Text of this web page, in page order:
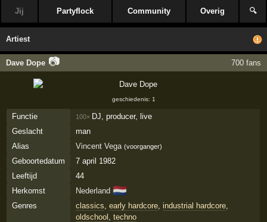
Jij Partyflock Community Overig 🔍
Artiest
Dave Dope 📷 700 fans
geschiedenis: 1
Functie 100× DJ, producer, live
Geslacht
man
Alias
Vincent Vega (voorganger)
Geboortedatum
7 april 1982
Leeftijd
44
Herkomst
Nederland 🇳🇱
Genres classics early hardcore, industrial hardcore,
oldschool
techno